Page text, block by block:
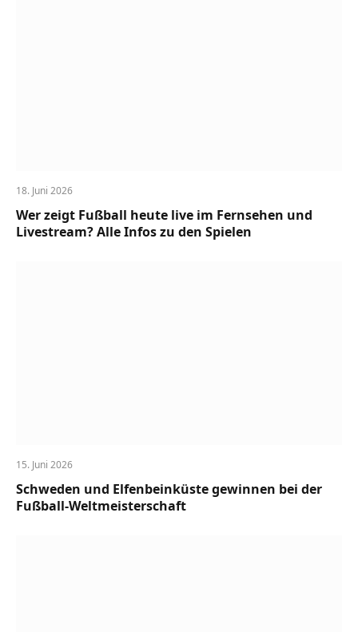
18. Juni 2026
Wer zeigt Fußball heute live im Fernsehen und
Livestream? Alle Infos zu den Spielen
15. Juni 2026
Schweden und Elfenbeinküste gewinnen bei der
Fußball-Weltmeisterschaft